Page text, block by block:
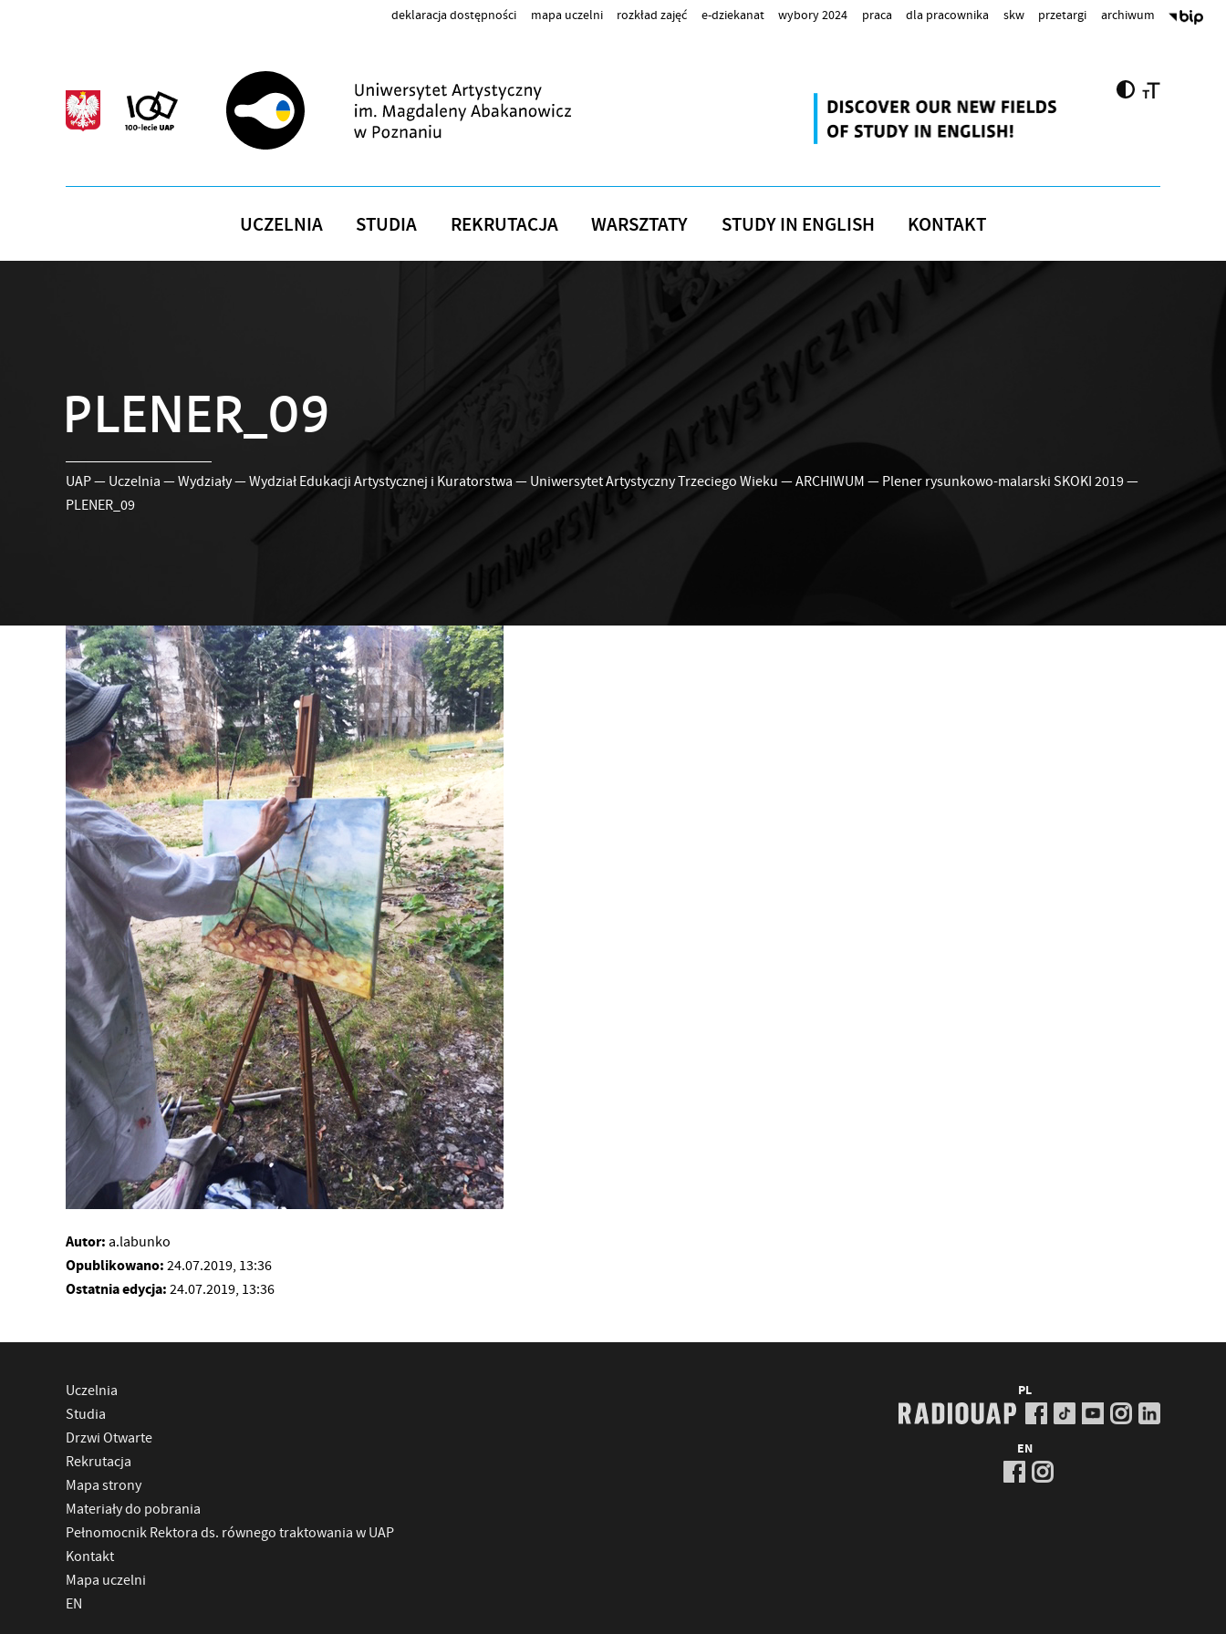
deklaracja dostępności mapa uczelni rozkład zajęć e-dziekanat wybory 2024 praca dla pracownika skw przetargi archiwum
UCZELNIA STUDIA REKRUTACJA WARSZTATY STUDY IN ENGLISH KONTAKT
PLENER_09
UAP— Uczelnia —Wydziały—Wydział Edukacji Artystycznej i Kuratorstwa — Uniwersytet Artystyczny Trzeciego Wieku —ARCHIWUM — Plener rysunkowo-malarski SKOKI 2019—
PLENER_09
Autor: a.labunko
Opublikowano: 24.07.2019, 13:36
Ostatnia edycja: 24.07.2019, 13:36
Uczelnia
Studia
Drzwi Otwarte
Rekrutacja
Mapa strony
Materiały do pobrania
Pełnomocnik Rektora ds. równego traktowania w UAP
Kontakt
Mapa uczelni
EN
PL
EN